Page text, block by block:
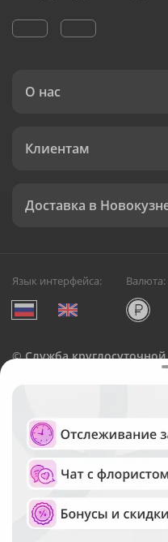
О нас
Клиентам
Доставка в
Язык интерфейса: Валюта:
©Служба круглосуточной
Русский Букет, 2026
Общество с ограниченной
ОГРН: 1195476081745,
Юридический адрес: г.
д.42, оф. 3
Рейтинг Русского букета в г.